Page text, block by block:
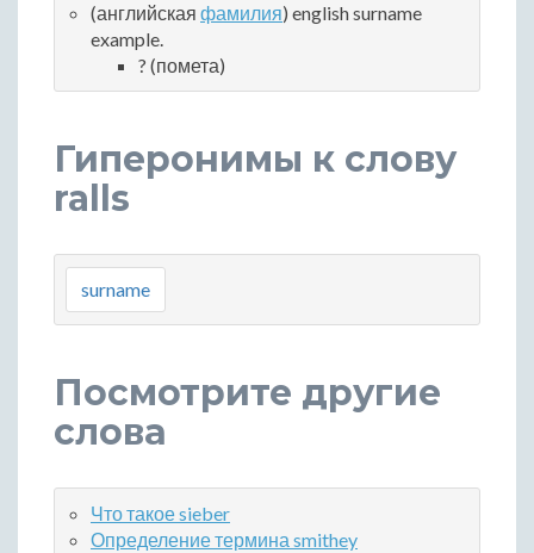
(английская фамилия) english surname
example.
? (помета)
Гиперонимы к слову
ralls
surname
Посмотрите другие
слова
Что такое sieber
Определение термина smithey